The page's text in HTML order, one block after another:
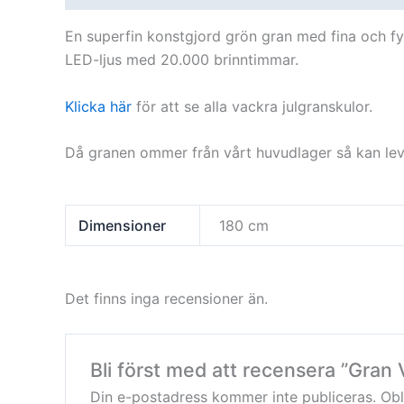
En superfin konstgjord grön gran med fina och
LED-ljus med 20.000 brinntimmar.
Klicka här för att se alla vackra julgranskulor.
Då granen ommer från vårt huvudlager så kan
Dimensioner 180 cm
Det finns inga recensioner än.
Bli först med att recensera ”Gran
Din e-postadress kommer inte publiceras.